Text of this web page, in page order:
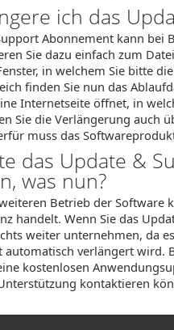
ich das
Abonnement kann
Sie dazu einfach zum
in welchem Sie bitte
finden Sie nun das
Internetseite öffnet, in
Sie die Verlängerung auch
muss das
das Update &
was nun?
Betrieb der Software
handelt. Wenn Sie das
weiter unternehmen, da
automatisch verlängert wird.
kostenlosen
kontaktieren